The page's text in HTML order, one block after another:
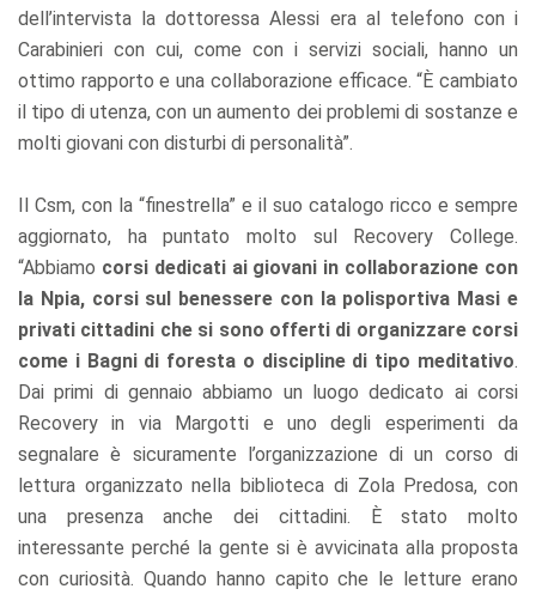
dell’intervista la dottoressa Alessi era al telefono con i
Carabinieri con cui, come con i servizi sociali, hanno un
ottimo rapporto e una collaborazione efficace. “È cambiato
il tipo di utenza, con un aumento dei problemi di sostanze e
molti giovani con disturbi di personalità”.
Il Csm, con la “finestrella” e il suo catalogo ricco e sempre
aggiornato, ha puntato molto sul Recovery College.
“Abbiamo corsi dedicati ai giovani in collaborazione con
la Npia, corsi sul benessere con la polisportiva Masi e
privati cittadini che si sono offerti di organizzare corsi
come i Bagni di foresta o discipline di tipo meditativo.
Dai primi di gennaio abbiamo un luogo dedicato ai corsi
Recovery in via Margotti e uno degli esperimenti da
segnalare è sicuramente l’organizzazione di un corso di
lettura organizzato nella biblioteca di Zola Predosa, con
una presenza anche dei cittadini. È stato molto
interessante perché la gente si è avvicinata alla proposta
con curiosità. Quando hanno capito che le letture erano